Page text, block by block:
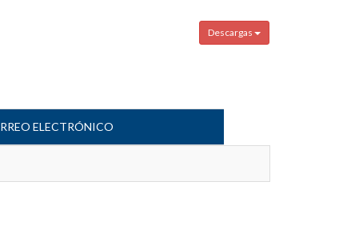
Descargas
ELECTRÓNICO